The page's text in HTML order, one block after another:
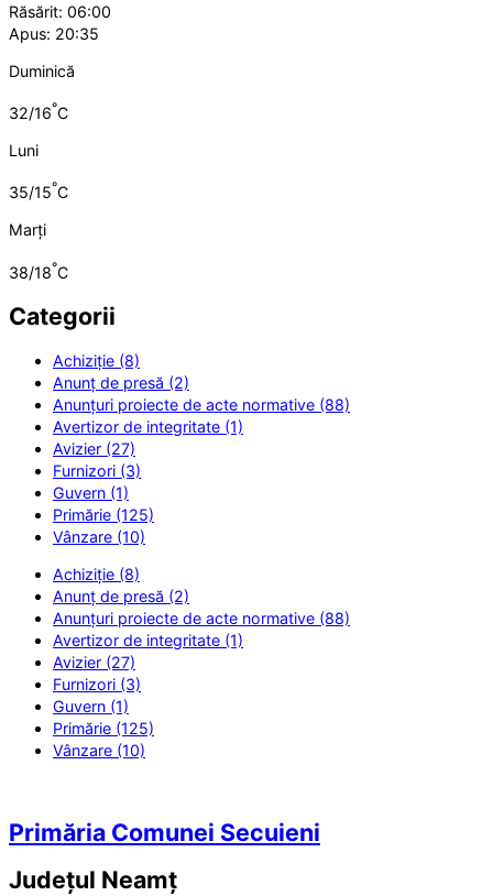
Răsărit: 06:00
Apus: 20:35
Duminică
32/16°C
Luni
35/15°C
Marți
38/18°C
Categorii
Achiziție (8)
Anunț de presă (2)
Anunțuri proiecte de acte normative (88)
Avertizor de integritate (1)
Avizier (27)
Furnizori (3)
Guvern (1)
Primărie (125)
Vânzare (10)
Achiziție (8)
Anunț de presă (2)
Anunțuri proiecte de acte normative (88)
Avertizor de integritate (1)
Avizier (27)
Furnizori (3)
Guvern (1)
Primărie (125)
Vânzare (10)
Primăria Comunei Secuieni
Județul Neamț